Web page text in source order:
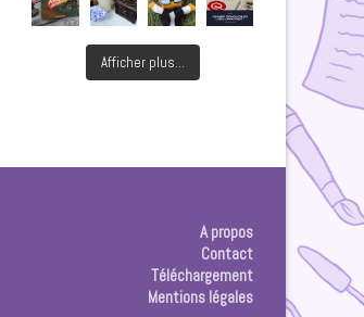
Afficher plus...
A propos
Contact
Téléchargement
Mentions légales